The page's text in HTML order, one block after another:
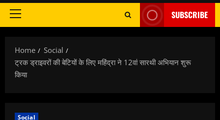
Primary
SUBSCRIBE
Home
Social
ट्रक ड्राइवरों की बेटियों के लिए महिंद्रा ने 12वां सारथी अभियान शुरू
किया
Social